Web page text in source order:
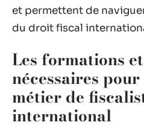
et permettent de
du droit fiscal
Les formations
nécessaires
métier de
international